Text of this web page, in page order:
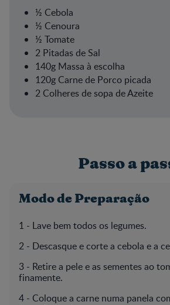
½ Cebola
½ Cenoura
½ Tomate
2 Pitadas de Sal
140g Massa à escolha
120g Carne de Porco picada
2 Colheres de sopa de Azeite
Passo a
Modo de Preparação
1 - Lave bem todos os legumes.
2 - Descasque e corte a cebola e a
3 - Retire a pele e as sementes ao
finamente.
4 - Coloque a carne numa panela